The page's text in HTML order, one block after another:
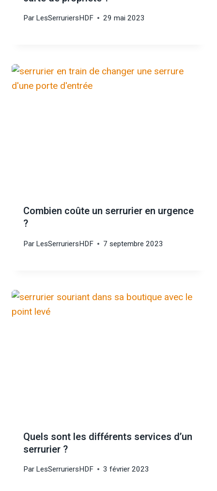
Par LesSerruriersHDF 29 mai 2023
Combien coûte un serrurier en urgence
?
Par LesSerruriersHDF 7 septembre 2023
Quels sont les différents services d’un
serrurier ?
Par LesSerruriersHDF 3 février 2023